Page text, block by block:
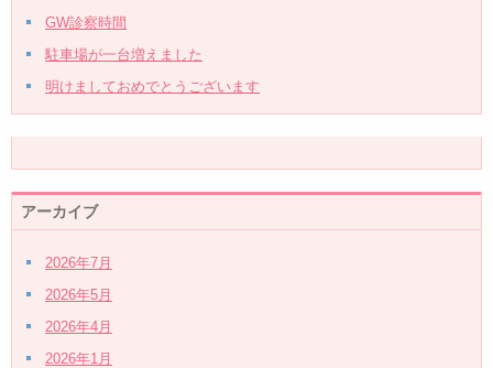
GW診察時間
駐車場が一台増えました
明けましておめでとうございます
アーカイブ
2026年7月
2026年5月
2026年4月
2026年1月